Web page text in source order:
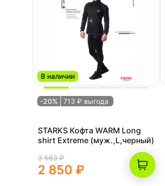
В наличии
-20% 713 ₽ выгода
STARKS Кофта WARM Long
shirt Extreme (муж.,L,черный)
3 563 ₽
2 850 ₽